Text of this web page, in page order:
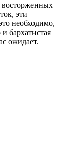
эти
необходимо,
бархатистая
ожидает.